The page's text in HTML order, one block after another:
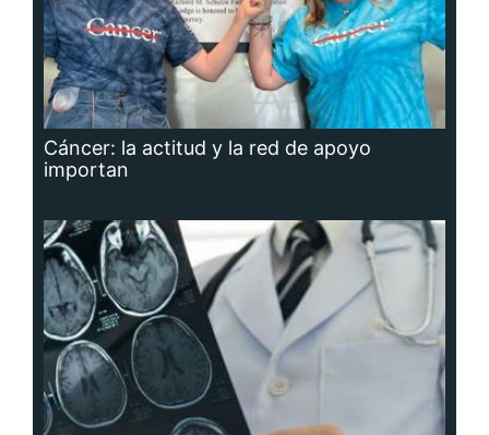
Cáncer: la actitud y la red de apoyo
importan